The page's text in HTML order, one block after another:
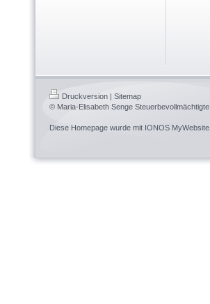
Druckversion | Sitemap
© Maria-Elisabeth Senge Steuerbevollmächtigte
Diese Homepage wurde mit IONOS MyWebsite